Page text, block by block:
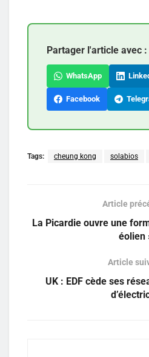
Partager l'article avec :
WhatsApp
Facebook
Tags: cheung kong solabios
Article
La Picardie ouvre une
éolien
Article
UK : EDF cède ses